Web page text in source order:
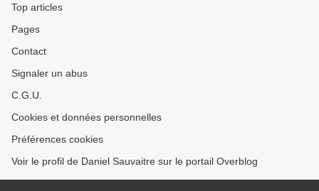
Top articles
Pages
Contact
Signaler un abus
C.G.U.
Cookies et données personnelles
Préférences cookies
Voir le profil de Daniel Sauvaitre sur le portail Overblog